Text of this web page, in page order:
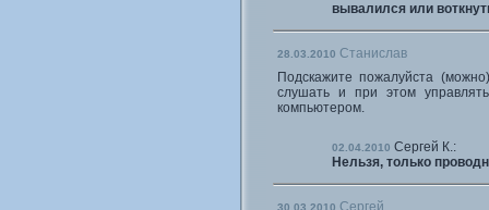
вывалился или
28.03.2010 Станислав
Подскажите пожалуйста
слушать и при этом
компьютером.
02.04.2010 Сергей К.:
Нельзя, только
30.03.2010 Сергей